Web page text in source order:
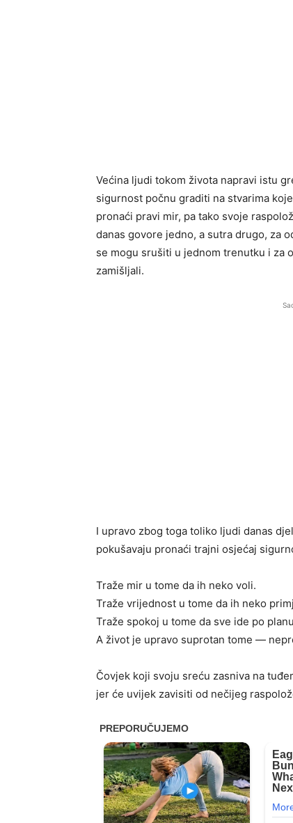
Većina ljudi tokom života napravi istu
sigurnost počnu graditi na stvarima
pronaći pravi mir, pa tako svoje
danas govore jedno, a sutra drugo, za
se mogu srušiti u jednom trenutku i za
zamišljali.
I upravo zbog toga toliko ljudi danas
pokušavaju pronaći trajni osjećaj
Traže mir u tome da ih neko voli.
Traže vrijednost u tome da ih neko
Traže spokoj u tome da sve ide po
A život je upravo suprotan tome —
Čovjek koji svoju sreću zasniva na
jer će uvijek zavisiti od nečijeg